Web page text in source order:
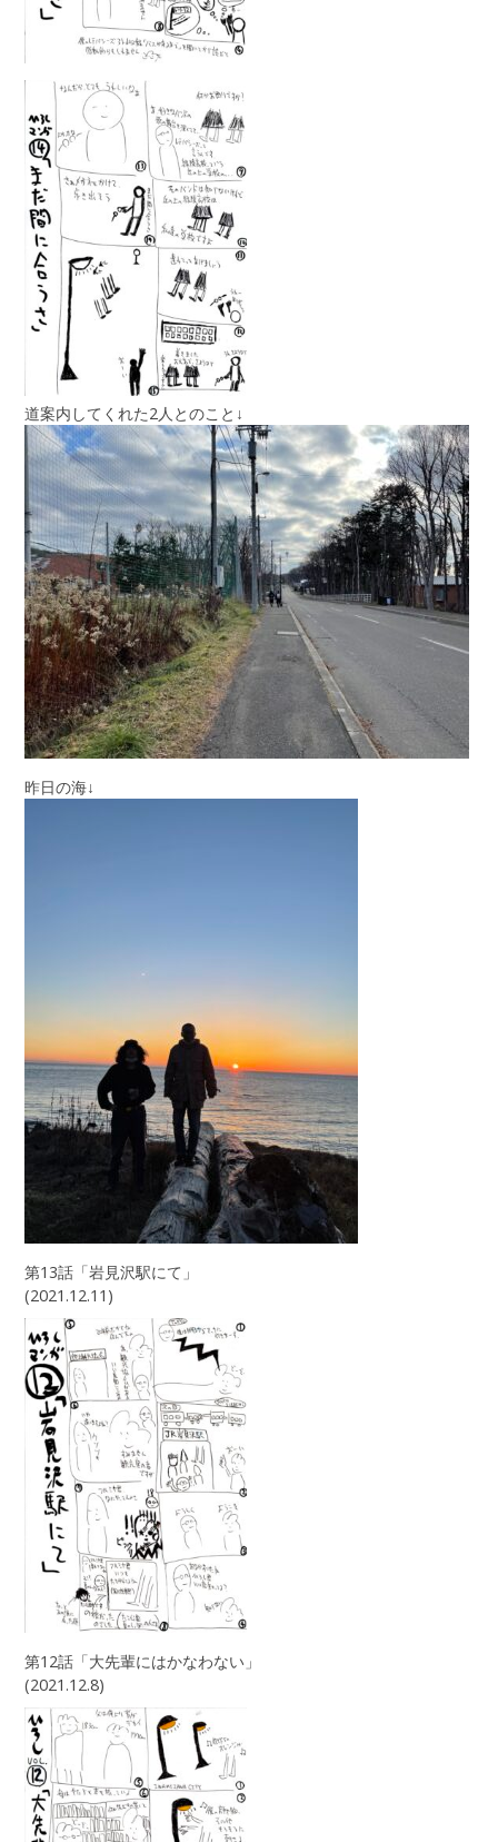
道案内してくれた2人とのこと↓
昨日の海↓
第13話「岩見沢駅にて」
(2021.12.11)
第12話「大先輩にはかなわない」
(2021.12.8)